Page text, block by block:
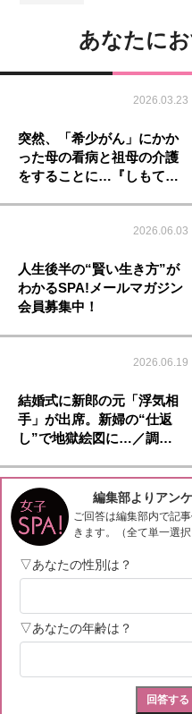
あなたに
2026.03.23
突然、「希少がん」にかか
った母の看病と祖母の介護
をすることに…『しもて…
2026.06.03
人生後半の“賢い生き方”が
わかるSPA!メールマガジン
会員募集中！
2026.06.19
結婚式に新郎の元「浮気相
手」が出席。新婦の“仕返
し”で地獄絵図に…／調…